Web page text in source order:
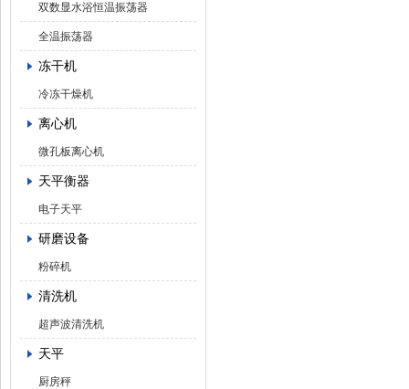
双数显水浴恒温振荡器
全温振荡器
冻干机
冷冻干燥机
离心机
微孔板离心机
天平衡器
电子天平
研磨设备
粉碎机
清洗机
超声波清洗机
天平
厨房秤